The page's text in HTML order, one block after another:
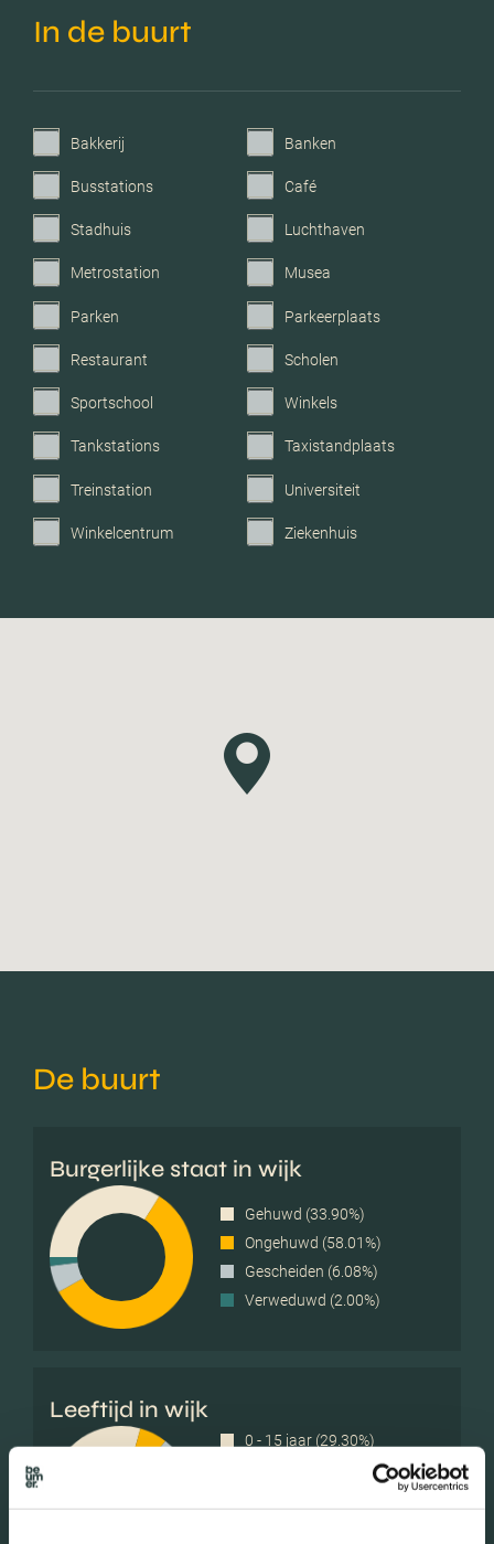
Voorzieningen
Mechanische ventilatie, tv
Parkeerfaciliteiten
Garage Vrijstaand steen
In de buurt
Bakkerij Banken
Busstations Café
Stadhuis Luchthaven
Metrostation Musea
Parken Parkeerplaats
Restaurant Scholen
Sportschool Winkels
Tankstations Taxistandplaats
Treinstation Universiteit
Winkelcentrum Ziekenhuis
De buurt
Burgerlijke staat in wijk
Gehuwd (33.90%)
Ongehuwd (58.01%)
Gescheiden (6.08%)
Verweduwd (2.00%)
Leeftijd in wijk
0 - 15 jaar (29.30%)
15 - 25 jaar (6.23%)